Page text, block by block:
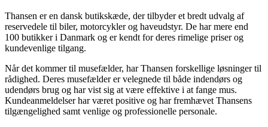
Thansen er en dansk butikskæde, der tilbyder et bredt udvalg af
reservedele til biler, motorcykler og haveudstyr. De har mere end
100 butikker i Danmark og er kendt for deres rimelige priser og
kundevenlige tilgang.
Når det kommer til musefælder, har Thansen forskellige løsninger til
rådighed. Deres musefælder er velegnede til både indendørs og
udendørs brug og har vist sig at være effektive i at fange mus.
Kundeanmeldelser har været positive og har fremhævet Thansens
tilgængelighed samt venlige og professionelle personale.